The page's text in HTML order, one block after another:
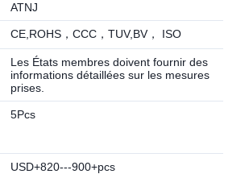
ATNJ
CE,ROHS，CCC，TUV,BV， ISO
Les États membres doivent fournir des
informations détaillées sur les mesures
prises.
5Pcs
USD+820---900+pcs